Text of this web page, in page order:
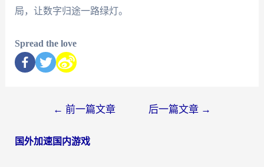
局，让数字归途一路绿灯。
Spread the love
← 前一篇文章 后一篇文章 →
国外加速国内游戏